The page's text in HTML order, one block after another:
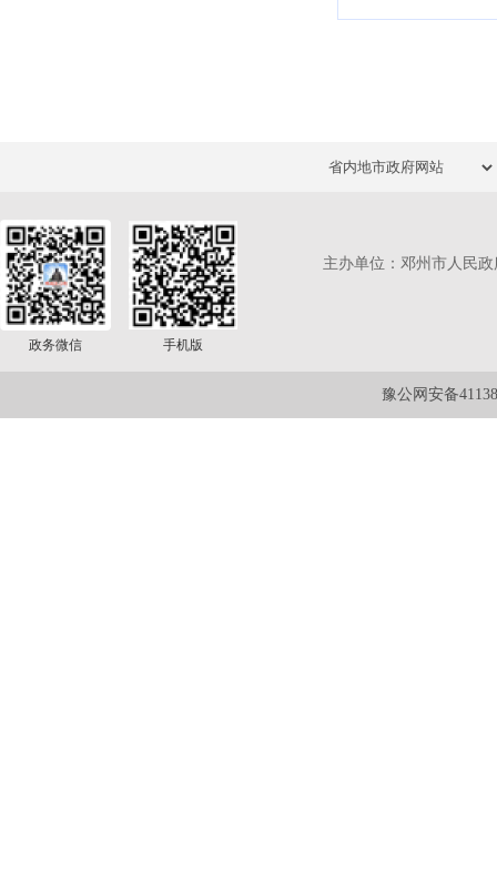
政务微信 手机版
主办单位：邓州市人民
豫公网安备